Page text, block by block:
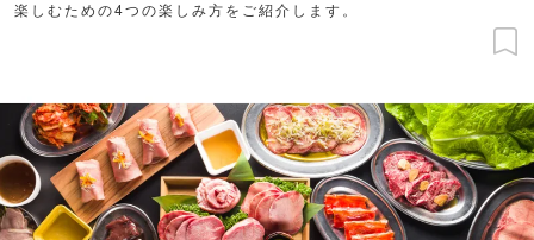
楽しむための4つの楽しみ方をご紹介します。